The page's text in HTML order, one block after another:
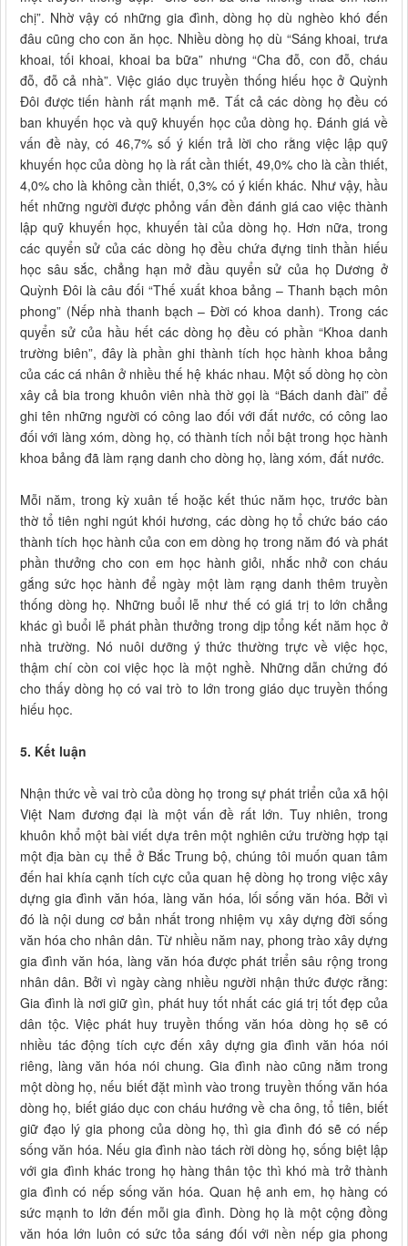
chị”. Nhờ vậy có những gia đình, dòng họ dù nghèo khó đến
đâu cũng cho con ăn học. Nhiều dòng họ dù “Sáng khoai, trưa
khoai, tối khoai, khoai ba bữa” nhưng “Cha đỗ, con đỗ, cháu
đỗ, đỗ cả nhà”. Việc giáo dục truyền thống hiếu học ở Quỳnh
Đôi được tiến hành rất mạnh mẽ. Tất cả các dòng họ đều có
ban khuyến học và quỹ khuyến học của dòng họ. Đánh giá về
vấn đề này, có 46,7% số ý kiến trả lời cho rằng việc lập quỹ
khuyến học của dòng họ là rất cần thiết, 49,0% cho là cần thiết,
4,0% cho là không cần thiết, 0,3% có ý kiến khác. Như vậy, hầu
hết những người được phỏng vấn đền đánh giá cao việc thành
lập quỹ khuyến học, khuyến tài của dòng họ. Hơn nữa, trong
các quyển sử của các dòng họ đều chứa đựng tinh thần hiếu
học sâu sắc, chẳng hạn mở đầu quyển sử của họ Dương ở
Quỳnh Đôi là câu đối “Thế xuất khoa bảng – Thanh bạch môn
phong” (Nếp nhà thanh bạch – Đời có khoa danh). Trong các
quyển sử của hầu hết các dòng họ đều có phần “Khoa danh
trường biên”, đây là phần ghi thành tích học hành khoa bảng
của các cá nhân ở nhiều thế hệ khác nhau. Một số dòng họ còn
xây cả bia trong khuôn viên nhà thờ gọi là “Bách danh đài” để
ghi tên những người có công lao đối với đất nước, có công lao
đối với làng xóm, dòng họ, có thành tích nổi bật trong học hành
khoa bảng đã làm rạng danh cho dòng họ, làng xóm, đất nước.
Mỗi năm, trong kỳ xuân tế hoặc kết thúc năm học, trước bàn
thờ tổ tiên nghi ngút khói hương, các dòng họ tổ chức báo cáo
thành tích học hành của con em dòng họ trong năm đó và phát
phần thưởng cho con em học hành giỏi, nhắc nhở con cháu
gắng sức học hành để ngày một làm rạng danh thêm truyền
thống dòng họ. Những buổi lễ như thế có giá trị to lớn chẳng
khác gì buổi lễ phát phần thưởng trong dịp tổng kết năm học ở
nhà trường. Nó nuôi dưỡng ý thức thường trực về việc học,
thậm chí còn coi việc học là một nghề. Những dẫn chứng đó
cho thấy dòng họ có vai trò to lớn trong giáo dục truyền thống
hiếu học.
5. Kết luận
Nhận thức về vai trò của dòng họ trong sự phát triển của xã hội
Việt Nam đương đại là một vấn đề rất lớn. Tuy nhiên, trong
khuôn khổ một bài viết dựa trên một nghiên cứu trường hợp tại
một địa bàn cụ thể ở Bắc Trung bộ, chúng tôi muốn quan tâm
đến hai khía cạnh tích cực của quan hệ dòng họ trong việc xây
dựng gia đình văn hóa, làng văn hóa, lối sống văn hóa. Bởi vì
đó là nội dung cơ bản nhất trong nhiệm vụ xây dựng đời sống
văn hóa cho nhân dân. Từ nhiều năm nay, phong trào xây dựng
gia đình văn hóa, làng văn hóa được phát triển sâu rộng trong
nhân dân. Bởi vì ngày càng nhiều người nhận thức được rằng:
Gia đình là nơi giữ gìn, phát huy tốt nhất các giá trị tốt đẹp của
dân tộc. Việc phát huy truyền thống văn hóa dòng họ sẽ có
nhiều tác động tích cực đến xây dựng gia đình văn hóa nói
riêng, làng văn hóa nói chung. Gia đình nào cũng nằm trong
một dòng họ, nếu biết đặt mình vào trong truyền thống văn hóa
dòng họ, biết giáo dục con cháu hướng về cha ông, tổ tiên, biết
giữ đạo lý gia phong của dòng họ, thì gia đình đó sẽ có nếp
sống văn hóa. Nếu gia đình nào tách rời dòng họ, sống biệt lập
với gia đình khác trong họ hàng thân tộc thì khó mà trở thành
gia đình có nếp sống văn hóa. Quan hệ anh em, họ hàng có
sức mạnh to lớn đến mỗi gia đình. Dòng họ là một cộng đồng
văn hóa lớn luôn có sức tỏa sáng đối với nền nếp gia phong